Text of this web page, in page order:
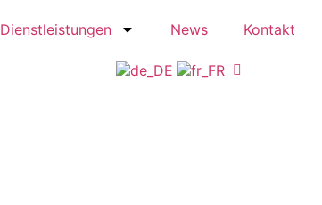
Dienstleistungen News Kontakt